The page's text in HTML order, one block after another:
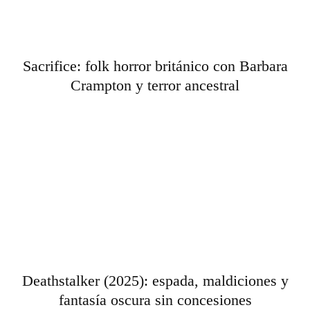
Sacrifice: folk horror británico con Barbara
Crampton y terror ancestral
Deathstalker (2025): espada, maldiciones y
fantasía oscura sin concesiones